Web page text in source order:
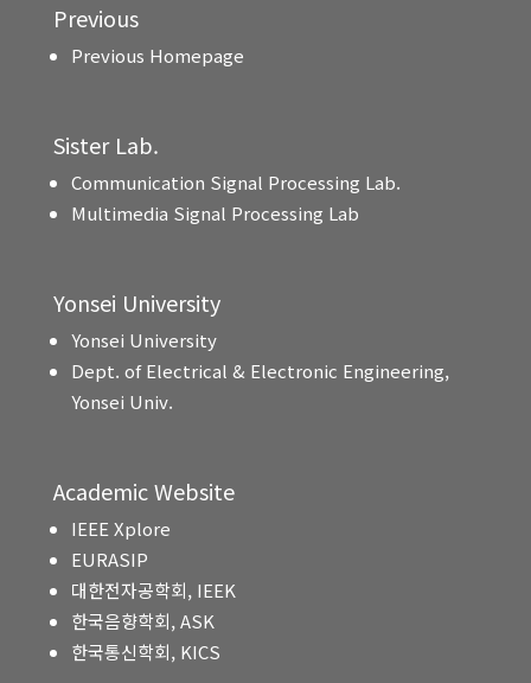
Previous
Previous Homepage
Sister Lab.
Communication Signal Processing Lab.
Multimedia Signal Processing Lab
Yonsei University
Yonsei University
Dept. of Electrical & Electronic Engineering,
Yonsei Univ.
Academic Website
IEEE Xplore
EURASIP
대한전자공학회, IEEK
한국음향학회, ASK
한국통신학회, KICS